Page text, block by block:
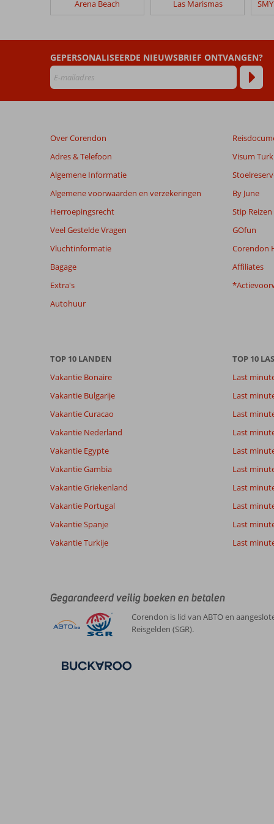
Dorado
Beoordelingen
die
ouder
zijn
maanden
worden
niet
meer
weergegeven
om
de
relevantie
van
de
beoordelingen.
Arena Beach Las Marismas
GEPERSONALISEERDE NIEUWSBRIEF ONTVANGEN?
Over Corendon
Adres & Telefoon
Algemene Informatie
Algemene voorwaarden en verzekeringen
Herroepingsrecht
Veel Gestelde Vragen
Vluchtinformatie
Bagage
Extra's
Autohuur
Visum
By June
Stip Reizen
GOfun
Corendon
Affiliates
TOP 10 LANDEN
Vakantie Bonaire
Vakantie Bulgarije
Vakantie Curacao
Vakantie Nederland
Vakantie Egypte
Vakantie Gambia
Vakantie Griekenland
Vakantie Portugal
Vakantie Spanje
Vakantie Turkije
TOP 10
Last
Last
Last
Last
Last
Last
Last
Last
Last
Last
Gegarandeerd veilig boeken en betalen
Corendon is lid van ABTO en
Reisgelden (SGR).